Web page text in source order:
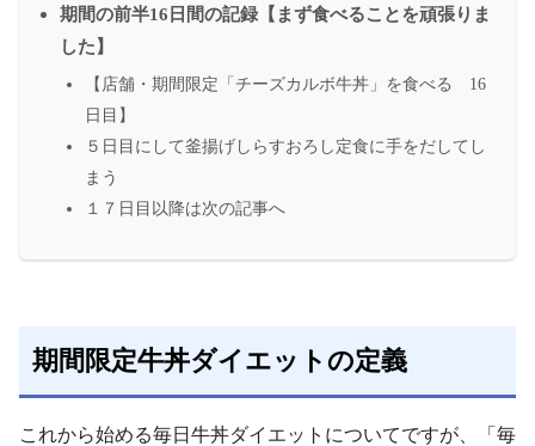
期間の前半16日間の記録【まず食べることを頑張りま
した】
【店舗・期間限定「チーズカルボ牛丼」を食べる 16
日目】
５日目にして釜揚げしらすおろし定食に手をだしてし
まう
１７日目以降は次の記事へ
期間限定牛丼ダイエットの定義
これから始める毎日牛丼ダイエットについてですが、「毎